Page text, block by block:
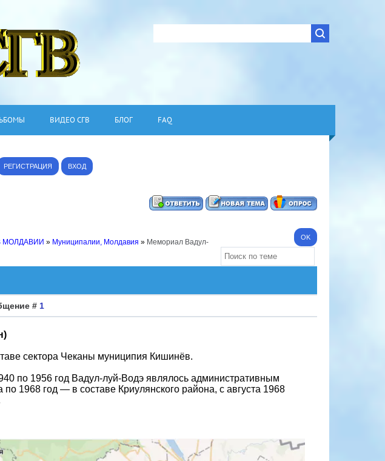
ВИДЕО СГВ БЛОГ FAQ
РЕГИСТРАЦИЯ ВХОД
МОЛДАВИИ » Муниципалии, Молдавия » Мемориал Вадул-
# 1
сектора Чеканы муниципия Кишинёв.
по 1956 год Вадул-луй-Водэ являлось административным
1968 год — в составе Криулянского района, с августа 1968